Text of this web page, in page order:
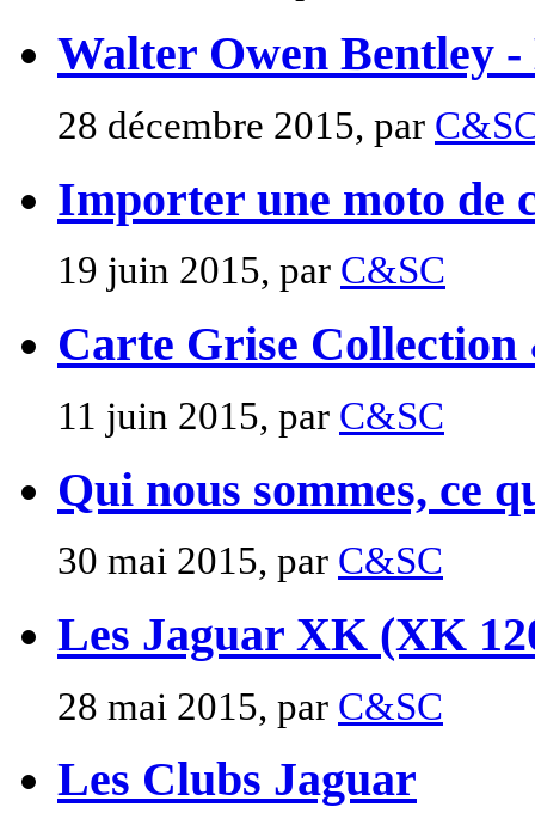
Walter Owen Bentley
28 décembre 2015, par
Importer une moto de
19 juin 2015, par C&SC
Carte Grise
11 juin 2015, par C&SC
Qui nous sommes, ce
30 mai 2015, par C&SC
Les Jaguar XK (XK
28 mai 2015, par C&SC
Les Clubs Jaguar